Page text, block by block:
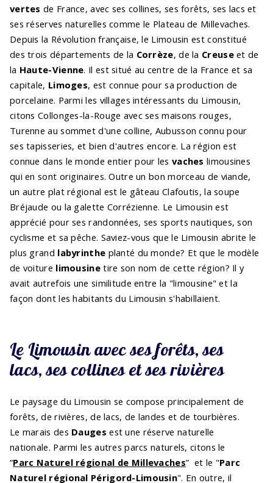
vertes de France, avec ses collines, ses forêts, ses lacs et
ses réserves naturelles comme le Plateau de Millevaches.
Depuis la Révolution française, le Limousin est constitué
des trois départements de la Corrèze, de la Creuseet de
la Haute-Vienne. Il est situé au centre de la France et sa
capitale, Limoges, est connue pour sa production de
porcelaine. Parmi les villages intéressants du Limousin,
citons Collonges-la-Rouge avec ses maisons rouges,
Turenne au sommet d'une colline, Aubusson connu pour
ses tapisseries, et bien d'autres encore. La région est
connue dans le monde entier pour les vaches limousines
qui en sont originaires. Outre un bon morceau de viande,
un autre plat régional est le gâteau Clafoutis, la soupe
Bréjaude ou la galette Corrézienne. Le Limousin est
apprécié pour ses randonnées, ses sports nautiques, son
cyclisme et sa pêche. Saviez-vous que le Limousin abrite le
plus grand labyrinthe planté du monde? Et que le modèle
de voiture limousinetire son nom de cette région? Il y
avait autrefois une similitude entre la "limousine" et la
façon dont les habitants du Limousin s'habillaient.
Le Limousin avec ses forêts, ses
lacs, ses collines et ses rivières
Le paysage du Limousin se compose principalement de
forêts, de rivières, de lacs, de landes et de tourbières.
Le marais des Dauges est une réserve naturelle
nationale. Parmi les autres parcs naturels, citons le
“Parc Naturel régional de Millevaches” et le "Parc
Naturel régional Périgord-Limousin". En outre, il